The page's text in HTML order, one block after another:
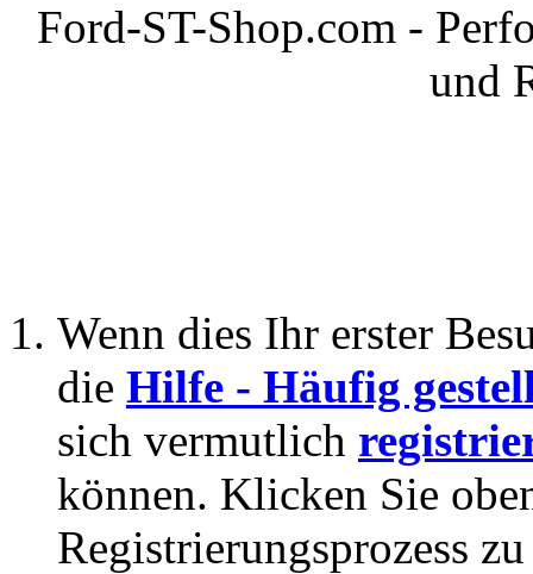
Ford-ST-Shop.com -
und
Wenn dies Ihr erster
die Hilfe - Häufig
sich vermutlich
können. Klicken Sie
Registrierungsprozess